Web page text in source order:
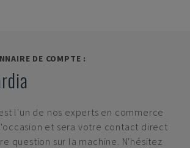
DE COMPTE :
l'un de nos experts en commerce
et sera votre contact direct
question sur la machine. N'hésitez